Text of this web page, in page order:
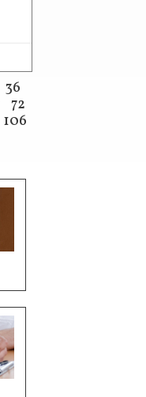
36
72
106